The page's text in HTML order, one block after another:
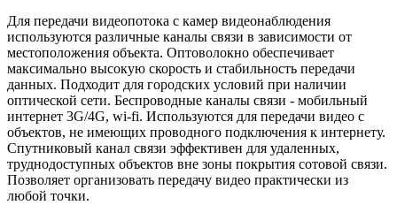
Для передачи видеопотока с камер видеонаблюдения
используются различные каналы связи в зависимости от
местоположения объекта. Оптоволокно обеспечивает
максимально высокую скорость и стабильность передачи
данных. Подходит для городских условий при наличии
оптической сети. Беспроводные каналы связи - мобильный
интернет 3G/4G, wi-fi. Используются для передачи видео с
объектов, не имеющих проводного подключения к интернету.
Спутниковый канал связи эффективен для удаленных,
труднодоступных объектов вне зоны покрытия сотовой связи.
Позволяет организовать передачу видео практически из
любой точки.